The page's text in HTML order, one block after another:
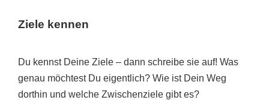
Ziele kennen
Du kennst Deine Ziele – dann schreibe sie auf! Was
genau möchtest Du eigentlich? Wie ist Dein Weg
dorthin und welche Zwischenziele gibt es?